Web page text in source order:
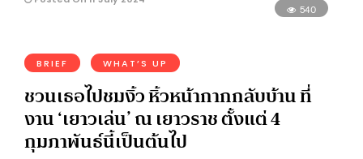
540
BRIEF WHAT’S UP
ชวนเธอไปชมงิ้ว หิ้วหน้ากากกลับบ้าน ที่
งาน ‘เยาวเล่น’ ณ เยาวราช ตั้งแต่ 4
กุมภาพันธ์นี้เป็นต้นไป